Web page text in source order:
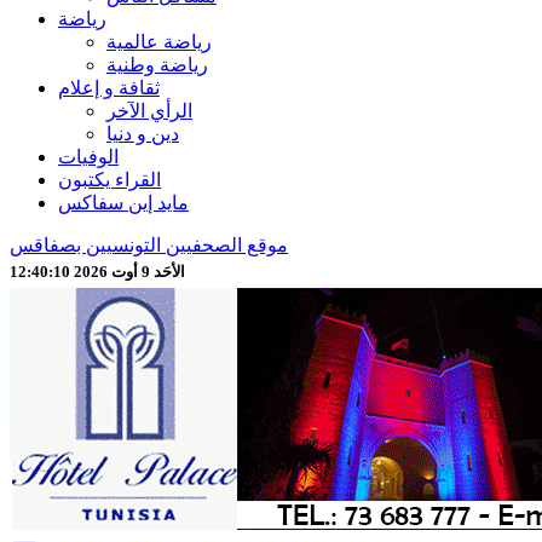
رياضة
رياضة عالمية
رياضة وطنية
ثقافة و إعلام
الرأي الآخر
دين و دنيا
الوفيات
القراء يكتبون
مايد إين سفاكس
موقع الصحفيين التونسيين بصفاقس
الأحَد 9 أوت 2026 12:40:12